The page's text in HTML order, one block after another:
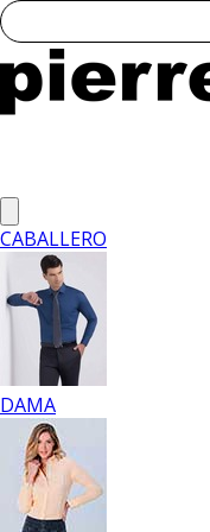
CABALLERO
DAMA